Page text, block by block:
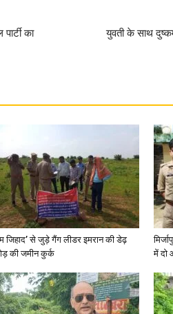
का
युवती के साथ
जिहाद’ से जुड़े गैंग लीडर इमरान की डेढ़
की जमीन कुर्क
में दो